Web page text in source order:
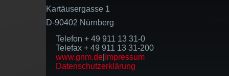
Kartäusergasse 1
D-90402 Nürnberg
Telefon + 49 911 13 31-0
Telefax + 49 911 13 31-200
www.gnm.de Impressum
Datenschutzerklärung